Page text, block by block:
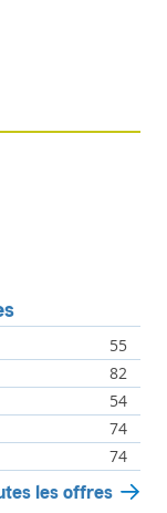
55
82
54
74
74
les offres